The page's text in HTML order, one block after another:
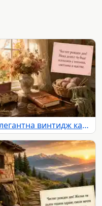
Елегантна винтидж картичка за рожден ден с цветя, уют и топло пожелание